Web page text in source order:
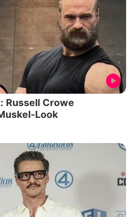
Russell Crowe
Look